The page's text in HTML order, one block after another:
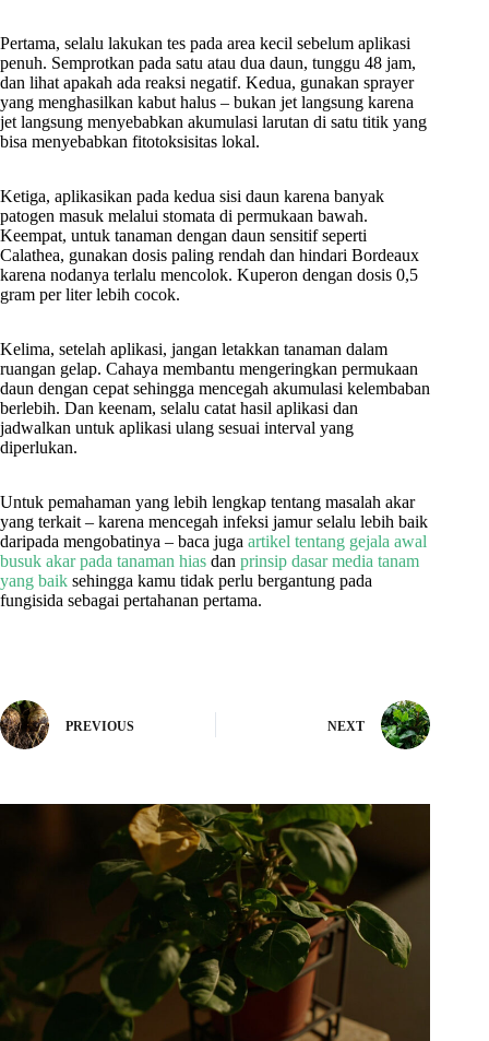
Pertama, selalu lakukan tes pada area kecil sebelum aplikasi
penuh. Semprotkan pada satu atau dua daun, tunggu 48 jam,
dan lihat apakah ada reaksi negatif. Kedua, gunakan sprayer
yang menghasilkan kabut halus – bukan jet langsung karena
jet langsung menyebabkan akumulasi larutan di satu titik yang
bisa menyebabkan fitotoksisitas lokal.
Ketiga, aplikasikan pada kedua sisi daun karena banyak
patogen masuk melalui stomata di permukaan bawah.
Keempat, untuk tanaman dengan daun sensitif seperti
Calathea, gunakan dosis paling rendah dan hindari Bordeaux
karena nodanya terlalu mencolok. Kuperon dengan dosis 0,5
gram per liter lebih cocok.
Kelima, setelah aplikasi, jangan letakkan tanaman dalam
ruangan gelap. Cahaya membantu mengeringkan permukaan
daun dengan cepat sehingga mencegah akumulasi kelembaban
berlebih. Dan keenam, selalu catat hasil aplikasi dan
jadwalkan untuk aplikasi ulang sesuai interval yang
diperlukan.
Untuk pemahaman yang lebih lengkap tentang masalah akar
yang terkait – karena mencegah infeksi jamur selalu lebih baik
daripada mengobatinya – baca juga artikel tentang gejala awal
busuk akar pada tanaman hias dan prinsip dasar media tanam
yang baik sehingga kamu tidak perlu bergantung pada
fungisida sebagai pertahanan pertama.
PREVIOUS NEXT